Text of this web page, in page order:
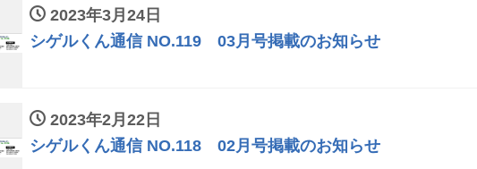
2023年3月24日
シゲルくん通信 NO.119 03月号掲載のお知らせ
2023年2月22日
シゲルくん通信 NO.118 02月号掲載のお知らせ